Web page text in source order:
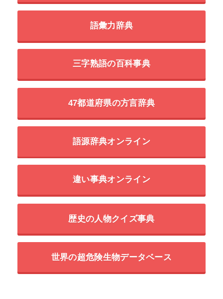
語彙力辞典
三字熟語の百科事典
47都道府県の方言辞典
語源辞典オンライン
違い事典オンライン
歴史の人物クイズ事典
世界の超危険生物データベース